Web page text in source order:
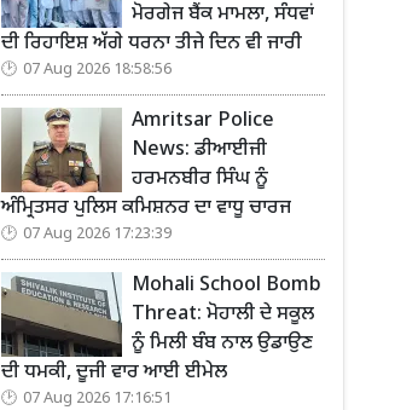
ਮੋਰਗੇਜ ਬੈਂਕ ਮਾਮਲਾ, ਸੰਧਵਾਂ
ਦੀ ਰਿਹਾਇਸ਼ ਅੱਗੇ ਧਰਨਾ ਤੀਜੇ ਦਿਨ ਵੀ ਜਾਰੀ
07 Aug 2026 18:58:56
Amritsar Police
News: ਡੀਆਈਜੀ
ਹਰਮਨਬੀਰ ਸਿੰਘ ਨੂੰ
ਅੰਮ੍ਰਿਤਸਰ ਪੁਲਿਸ ਕਮਿਸ਼ਨਰ ਦਾ ਵਾਧੂ ਚਾਰਜ
07 Aug 2026 17:23:39
Mohali School Bomb
Threat: ਮੋਹਾਲੀ ਦੇ ਸਕੂਲ
ਨੂੰ ਮਿਲੀ ਬੰਬ ਨਾਲ ਉਡਾਉਣ
ਦੀ ਧਮਕੀ, ਦੂਜੀ ਵਾਰ ਆਈ ਈਮੇਲ
07 Aug 2026 17:16:51